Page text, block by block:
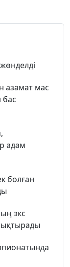
азамат мас
бас
адам
болған
экс